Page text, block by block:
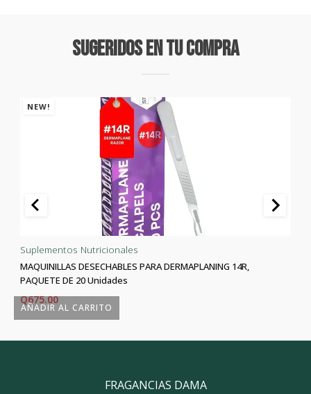
Sugeridos En Tu Compra
NEW!
AÑADIR AL CARRITO
Suplementos Nutricionales
MAQUINILLAS DESECHABLES PARA DERMAPLANING 14R,
PAQUETE DE 20 Unidades
Q675.00
FRAGANCIAS DAMA